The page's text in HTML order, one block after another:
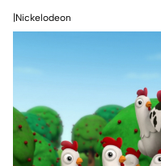
|Nickelodeon